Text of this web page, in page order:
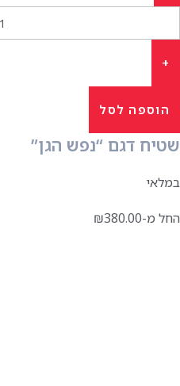
הוספה לסל
שטיח דגם “נפש הגן”
במלאי
החל מ- ₪380.00